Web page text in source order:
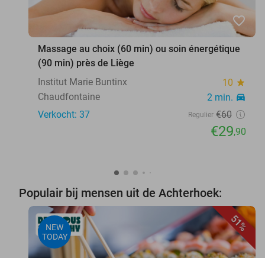
favorite_border
Massage au choix (60 min) ou soin énergétique
(90 min) près de Liège
Institut Marie Buntinx
10 star
Chaudfontaine 2 min. directions_car
Verkocht: 37 Regulier €60
€29,90
Populair bij mensen uit de Achterhoek:
51%
NEW
TODAY